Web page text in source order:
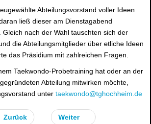
Abteilungsvorstand voller Ideen
ließ dieser am Dienstagabend
Gleich nach der Wahl tauschten sich der
die Abteilungsmitglieder über etliche Ideen
das Präsidium mit zahlreichen Fragen.
Taekwondo-Probetraining hat oder an der
Abteilung mitwirken möchte,
unter taekwondo@tghochheim.de
Zurück Weiter